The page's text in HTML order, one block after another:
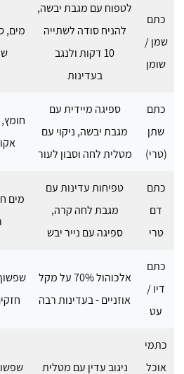
כתם
שמן /
שומן
לטפוח עם מגבת יבשה,
להניח סודה לשתייה
10 דקות ולנגב
בעדינות
מים,
כתם
שתן
(טרי)
ספיגה מיידית עם
מגבת יבשה, ניקוי עם
מטלית לחה וסבון לעור
כתם
דם
טרי
טפיחות עדינות עם
מגבת לחה קרה,
ספיגה עם נייר יבש
מים
כתם
דיו /
עט
אלכוהול 70% על מקל
אוזניים - בעדינות רבה
כתמי
אוכל
ניגוב עדין עם מטלית